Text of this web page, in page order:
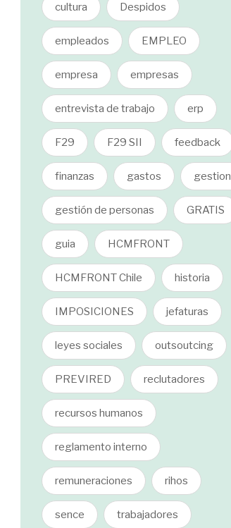
cultura Despidos
empleados EMPLEO
empresa empresas
entrevista de trabajo erp
F29 F29 SII feedback
finanzas gastos gestion
gestión de personas GRATIS
guia HCMFRONT
HCMFRONT Chile historia
IMPOSICIONES jefaturas
leyes sociales outsoutcing
PREVIRED reclutadores
recursos humanos
reglamento interno
remuneraciones rihos
sence trabajadores